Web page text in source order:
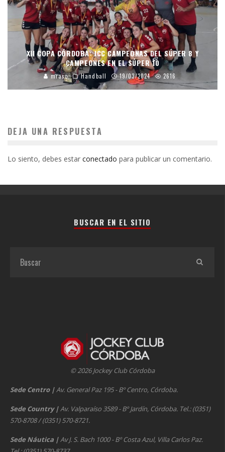
XII COPA CÓRDOBA: JCC CAMPEONAS DEL SÚPER 8 Y
CAMPEONES EN EL SÚPER 10
mraso Handball 19/03/2024 2616
DEJA UNA RESPUESTA
Lo siento, debes estar conectado para publicar un comentario.
BUSCAR EN EL SITIO
© 2026 Jockey Club Córdoba
Sede Centro |Av. General Paz 195 - Bº Centro, Córdoba.
Sede Country |Av. Valparaíso 3589 - Bº Jardín, Córdoba. Tel.: (0351)
570-8708 / (0351) 570-8721.
Sede Náutica |Av J. S. Bach 1000 - Bº Costa Azul, Villa Carlos Paz.